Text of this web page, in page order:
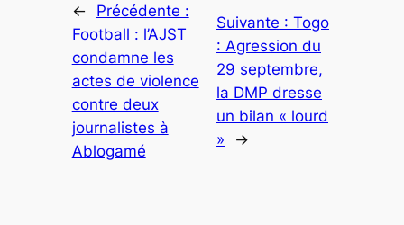
←
Précédente :
Football : l’AJST
condamne les
actes de violence
contre deux
journalistes à
Ablogamé
Suivante :Togo
: Agression du
29 septembre,
la DMP dresse
un bilan « lourd
»
→